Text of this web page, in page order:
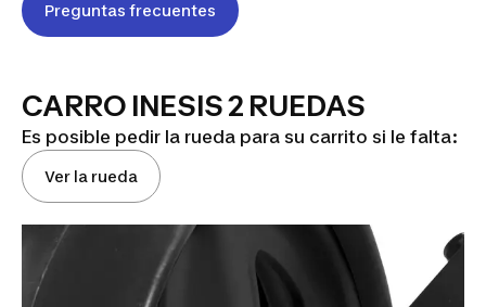
Preguntas frecuentes
CARRO INESIS 2 RUEDAS
Es posible pedir la rueda para su carrito si le falta:
Ver la rueda